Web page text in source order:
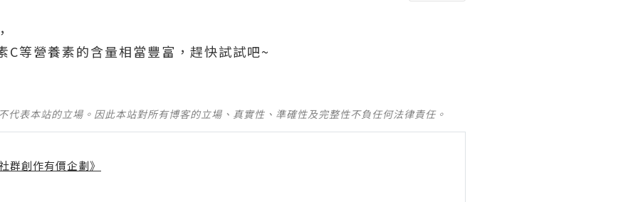
C等營養素的含量相當豐富，趕快試試吧~
代表本站的立場。因此本站對所有博客的立場、真實性、準確性及完整性不負任何法律責任。
群創作有價企劃》